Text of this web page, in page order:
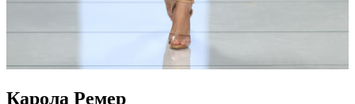
Карола Ремер